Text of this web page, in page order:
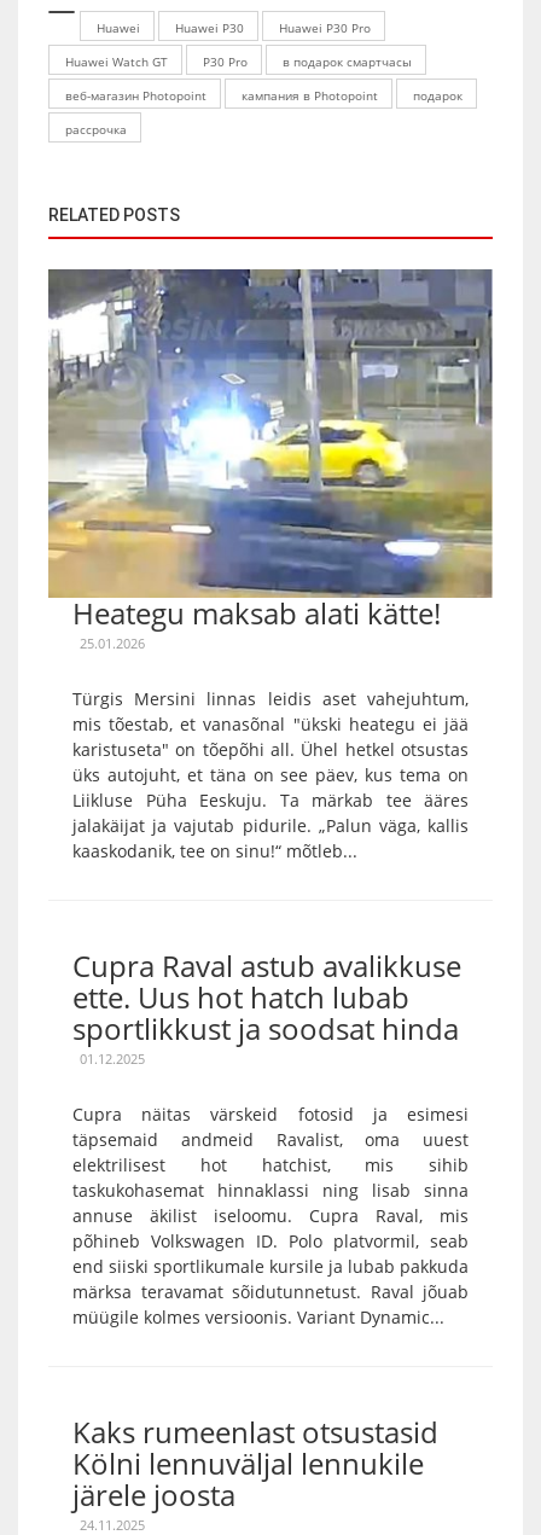
Huawei Huawei P30
Huawei P30 Pro
Huawei Watch GT
P30 Pro
в подарок смартчасы
веб-магазин Photopoint
кампания в Photopoint
подарок
рассрочка
RELATED POSTS
Heategu maksab alati kätte!
25.01.2026
Türgis Mersini linnas leidis aset vahejuhtum,
mis tõestab, et vanasõnal "ükski heategu ei jää
karistuseta" on tõepõhi all. Ühel hetkel otsustas
üks autojuht, et täna on see päev, kus tema on
Liikluse Püha Eeskuju. Ta märkab tee ääres
jalakäijat ja vajutab pidurile. „Palun väga, kallis
kaaskodanik, tee on sinu!“ mõtleb...
Cupra Raval astub avalikkuse
ette. Uus hot hatch lubab
sportlikkust ja soodsat hinda
01.12.2025
Cupra näitas värskeid fotosid ja esimesi
täpsemaid andmeid Ravalist, oma uuest
elektrilisest hot hatchist, mis sihib
taskukohasemat hinnaklassi ning lisab sinna
annuse äkilist iseloomu. Cupra Raval, mis
põhineb Volkswagen ID. Polo platvormil, seab
end siiski sportlikumale kursile ja lubab pakkuda
märksa teravamat sõidutunnetust. Raval jõuab
müügile kolmes versioonis. Variant Dynamic...
Kaks rumeenlast otsustasid
Kölni lennuväljal lennukile
järele joosta
24.11.2025